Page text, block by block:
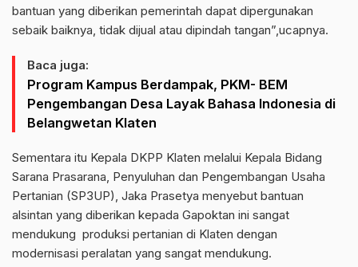
bantuan yang diberikan pemerintah dapat dipergunakan
sebaik baiknya, tidak dijual atau dipindah tangan”,ucapnya.
Baca juga:
Program Kampus Berdampak, PKM- BEM
Pengembangan Desa Layak Bahasa Indonesia di
Belangwetan Klaten
Sementara itu Kepala DKPP Klaten melalui Kepala Bidang
Sarana Prasarana, Penyuluhan dan Pengembangan Usaha
Pertanian (SP3UP), Jaka Prasetya menyebut bantuan
alsintan yang diberikan kepada Gapoktan ini sangat
mendukung produksi pertanian di Klaten dengan
modernisasi peralatan yang sangat mendukung.